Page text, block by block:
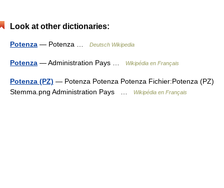
Look at other dictionaries:
Potenza — Potenza … Deutsch Wikipedia
Potenza — Administration Pays … Wikipédia en Français
Potenza (PZ) — Potenza Potenza Potenza Fichier:Potenza (PZ)
Stemma.png Administration Pays …
Wikipédia en Français